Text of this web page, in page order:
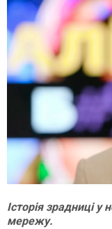
Історія зрадниці у
мережу.